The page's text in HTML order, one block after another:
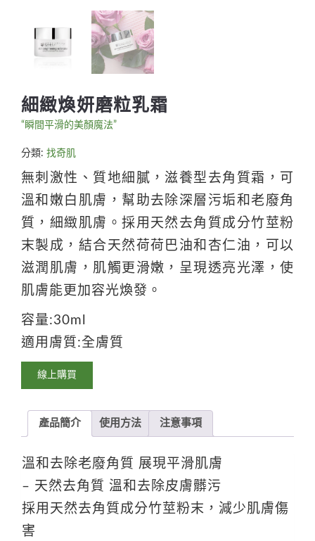
細緻煥妍磨粒乳霜
“瞬間平滑的美顏魔法”
分類: 找奇肌
無刺激性、質地細膩，滋養型去角質霜，可
溫和嫩白肌膚，幫助去除深層污垢和老廢角
質，細緻肌膚。採用天然去角質成分竹莖粉
末製成，結合天然荷荷巴油和杏仁油，可以
滋潤肌膚，肌觸更滑嫩，呈現透亮光澤，使
肌膚能更加容光煥發。
容量:30ml
適用膚質:全膚質
線上購買
產品簡介 使用方法 注意事項
溫和去除老廢角質 展現平滑肌膚
– 天然去角質 溫和去除皮膚髒污
採用天然去角質成分竹莖粉末，減少肌膚傷
害